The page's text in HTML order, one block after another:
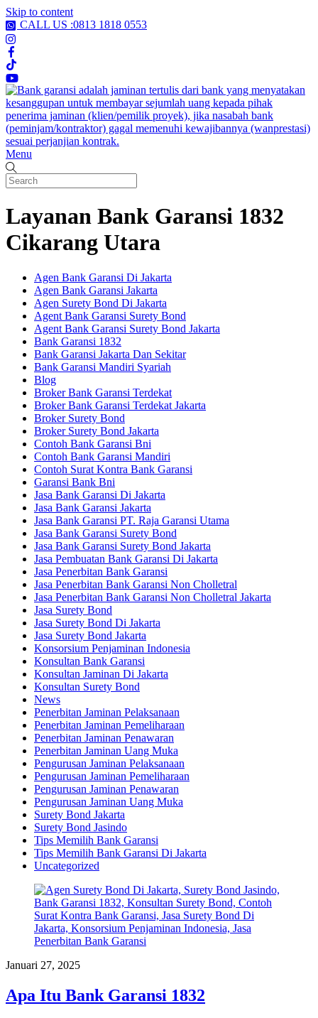
Skip to content
CALL US :0813 1818 0553
Menu
Layanan Bank Garansi 1832
Cikarang Utara
Agen Bank Garansi Di Jakarta
Agen Bank Garansi Jakarta
Agen Surety Bond Di Jakarta
Agent Bank Garansi Surety Bond
Agent Bank Garansi Surety Bond Jakarta
Bank Garansi 1832
Bank Garansi Jakarta Dan Sekitar
Bank Garansi Mandiri Syariah
Blog
Broker Bank Garansi Terdekat
Broker Bank Garansi Terdekat Jakarta
Broker Surety Bond
Broker Surety Bond Jakarta
Contoh Bank Garansi Bni
Contoh Bank Garansi Mandiri
Contoh Surat Kontra Bank Garansi
Garansi Bank Bni
Jasa Bank Garansi Di Jakarta
Jasa Bank Garansi Jakarta
Jasa Bank Garansi PT. Raja Garansi Utama
Jasa Bank Garansi Surety Bond
Jasa Bank Garansi Surety Bond Jakarta
Jasa Pembuatan Bank Garansi Di Jakarta
Jasa Penerbitan Bank Garansi
Jasa Penerbitan Bank Garansi Non Cholletral
Jasa Penerbitan Bank Garansi Non Cholletral Jakarta
Jasa Surety Bond
Jasa Surety Bond Di Jakarta
Jasa Surety Bond Jakarta
Konsorsium Penjaminan Indonesia
Konsultan Bank Garansi
Konsultan Jaminan Di Jakarta
Konsultan Surety Bond
News
Penerbitan Jaminan Pelaksanaan
Penerbitan Jaminan Pemeliharaan
Penerbitan Jaminan Penawaran
Penerbitan Jaminan Uang Muka
Pengurusan Jaminan Pelaksanaan
Pengurusan Jaminan Pemeliharaan
Pengurusan Jaminan Penawaran
Pengurusan Jaminan Uang Muka
Surety Bond Jakarta
Surety Bond Jasindo
Tips Memilih Bank Garansi
Tips Memilih Bank Garansi Di Jakarta
Uncategorized
Januari 27, 2025
Apa Itu Bank Garansi 1832